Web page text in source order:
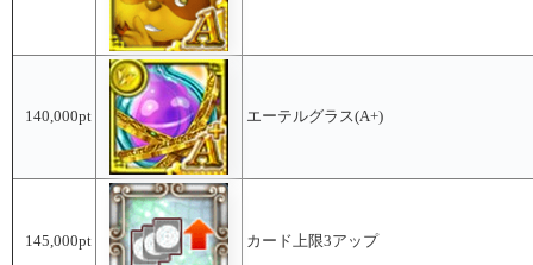
140,000pt エーテルグラス(A+)
145,000pt カード上限3アップ